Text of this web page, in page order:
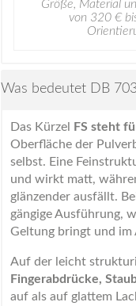
Größe, Material
von 320 €
Was bedeutet DB
Das Kürzel FS steht
Oberfläche der
selbst. Eine
und wirkt matt,
glänzender ausfällt.
gängige Ausführung,
Geltung bringt und im
Auf der leicht
Fingerabdrücke,
auf als auf glattem